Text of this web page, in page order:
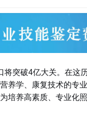
将突破4亿大关。在这
养学、康复技术的专业
培养高素质、专业化